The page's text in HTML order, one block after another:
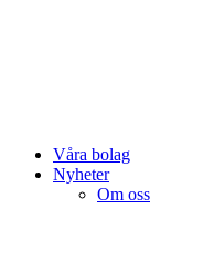
Våra bolag
Nyheter
Om oss